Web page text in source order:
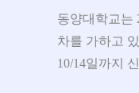
동양대학교는
차를 가하고
10/14일까지